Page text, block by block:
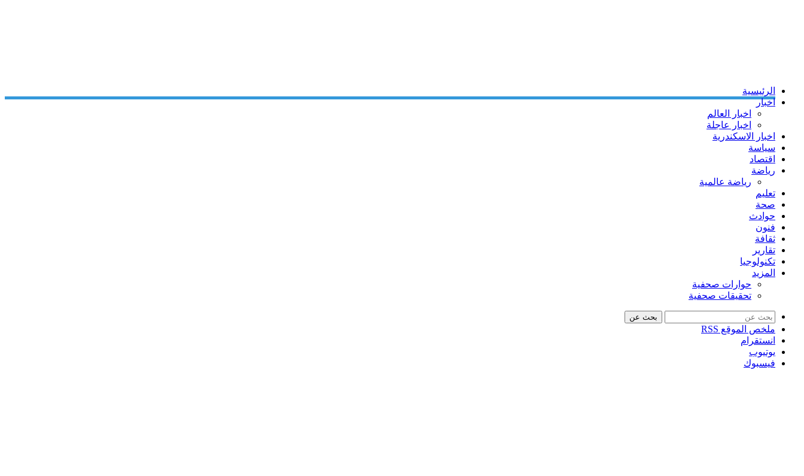
الرئيسية
اخبار
اخبار العالم
اخبار عاجلة
اخبار الاسكندرية
سياسة
اقتصاد
رياضة
رياضة عالمية
تعليم
صحة
حوادث
فنون
ثقافة
تقارير
تكنولوجيا
المزيد
حوارات صحفية
تحقيقات صحفية
بحث عن
ملخص الموقع RSS
انستقرام
يوتيوب
فيسبوك